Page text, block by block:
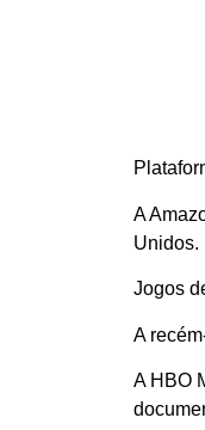
A
Unidos.
Jogos
A
A HBO